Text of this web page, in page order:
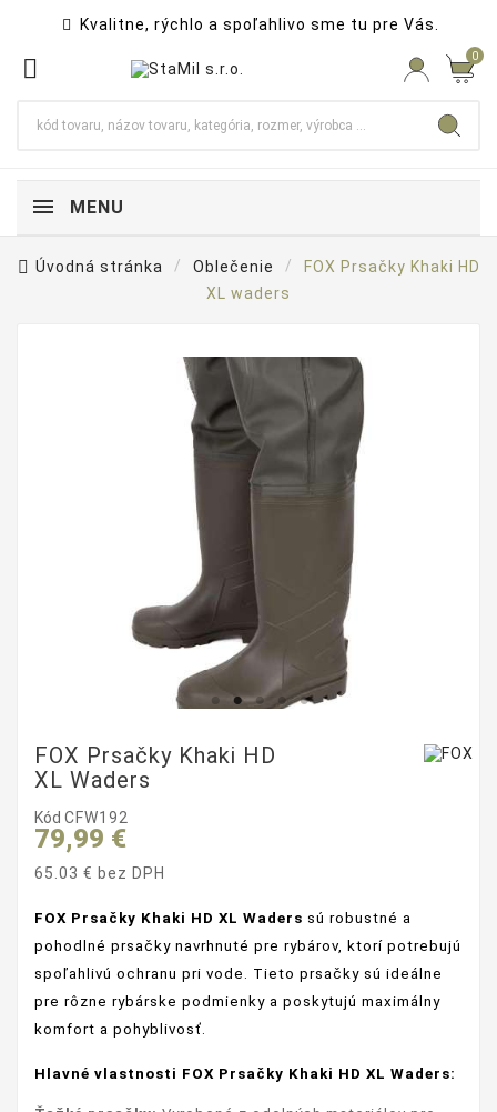
 Kvalitne, rýchlo a spoľahlivo sme tu pre Vás.
 0
MENU
Úvodná stránka Oblečenie
FOX Prsačky Khaki HD
XL waders
FOX Prsačky Khaki HD
XL Waders
Kód CFW192
79,99 €
65.03 € bez DPH
FOX Prsačky Khaki HD XL Waders sú robustné a
pohodlné prsačky navrhnuté pre rybárov, ktorí potrebujú
spoľahlivú ochranu pri vode. Tieto prsačky sú ideálne
pre rôzne rybárske podmienky a poskytujú maximálny
komfort a pohyblivosť.
Hlavné vlastnosti FOX Prsačky Khaki HD XL Waders: